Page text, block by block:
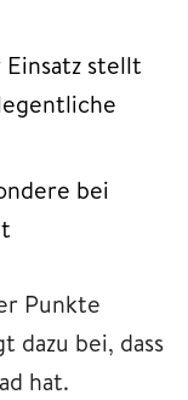
stellt
bei
Punkte
dazu bei, dass
hat.